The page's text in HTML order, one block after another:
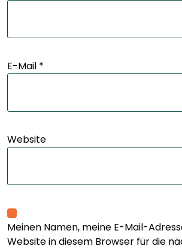
E-Mail *
Website
Meinen Namen, meine E-Mail-
Website in diesem Browser für die